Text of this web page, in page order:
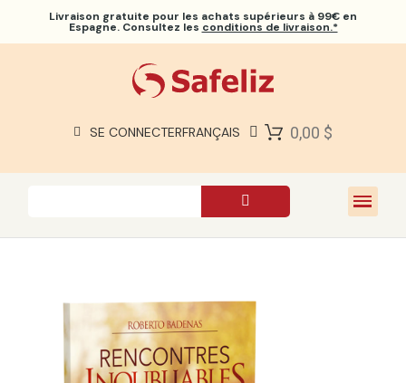
Livraison gratuite pour les achats supérieurs à 99€ en
Espagne. Consultez les conditions de livraison.*
SE CONNECTERFRANÇAIS 0,00 $
À PROPOS DE NOUS